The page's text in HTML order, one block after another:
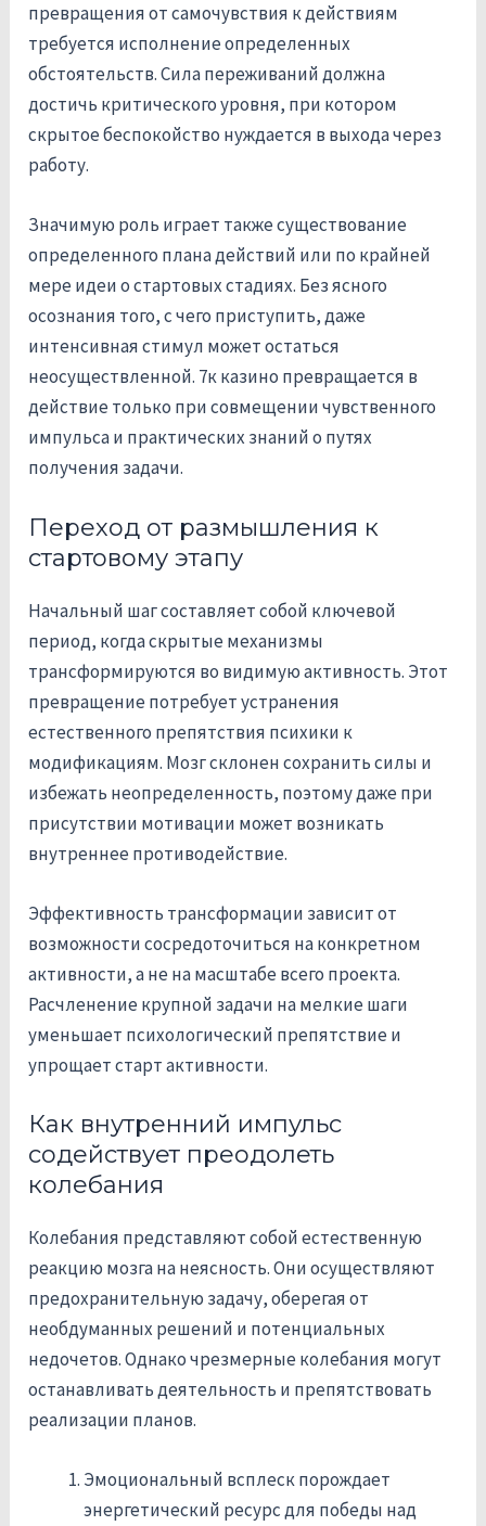
превращения от самочувствия к действиям
требуется исполнение определенных
обстоятельств. Сила переживаний должна
достичь критического уровня, при котором
скрытое беспокойство нуждается в выхода через
работу.
Значимую роль играет также существование
определенного плана действий или по крайней
мере идеи о стартовых стадиях. Без ясного
осознания того, с чего приступить, даже
интенсивная стимул может остаться
неосуществленной. 7к казино превращается в
действие только при совмещении чувственного
импульса и практических знаний о путях
получения задачи.
Переход от размышления к
стартовому этапу
Начальный шаг составляет собой ключевой
период, когда скрытые механизмы
трансформируются во видимую активность. Этот
превращение потребует устранения
естественного препятствия психики к
модификациям. Мозг склонен сохранить силы и
избежать неопределенность, поэтому даже при
присутствии мотивации может возникать
внутреннее противодействие.
Эффективность трансформации зависит от
возможности сосредоточиться на конкретном
активности, а не на масштабе всего проекта.
Расчленение крупной задачи на мелкие шаги
уменьшает психологический препятствие и
упрощает старт активности.
Как внутренний импульс
содействует преодолеть
колебания
Колебания представляют собой естественную
реакцию мозга на неясность. Они осуществляют
предохранительную задачу, оберегая от
необдуманных решений и потенциальных
недочетов. Однако чрезмерные колебания могут
останавливать деятельность и препятствовать
реализации планов.
Эмоциональный всплеск порождает
энергетический ресурс для победы над